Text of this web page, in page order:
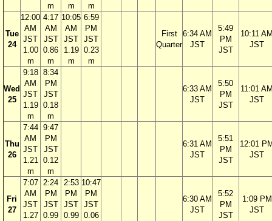
m
m
m
Tue
24
12:00
AM
JST
1.00
m
4:17
AM
JST
0.86
m
10:05
AM
JST
1.19
m
6:59
PM
JST
0.23
m
First
Quarter
6:34 AM
JST
5:49
PM
JST
10:11
JST
Wed
25
9:18
AM
JST
1.19
m
8:34
PM
JST
0.18
m
6:33 AM
JST
5:50
PM
JST
11:01
JST
Thu
26
7:44
AM
JST
1.21
m
9:47
PM
JST
0.12
m
6:31 AM
JST
5:51
PM
JST
12:01
JST
Fri
27
7:07
AM
JST
1.27
2:24
PM
JST
0.99
2:53
PM
JST
0.99
10:47
PM
JST
0.06
6:30 AM
JST
5:52
PM
JST
1:09 PM
JST